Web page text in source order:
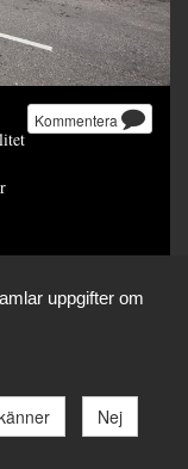
Kommentera
uppgifter om
Nej